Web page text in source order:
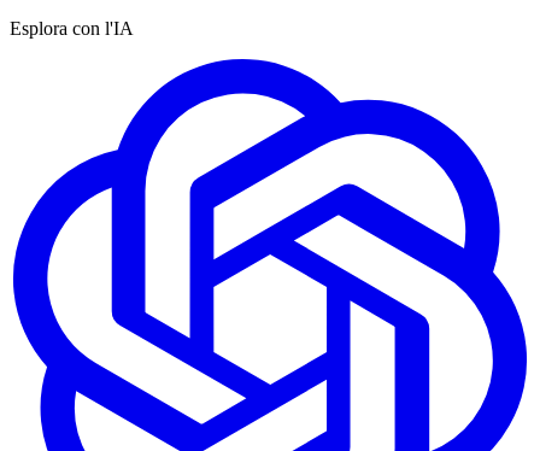
Esplora con l'IA